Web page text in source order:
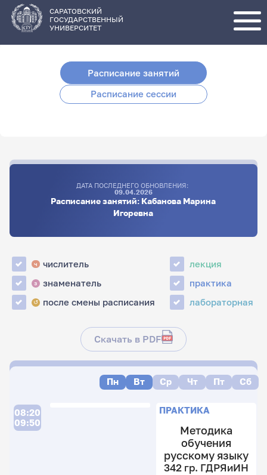
основному
содержанию
САРАТОВСКИЙ
ГОСУДАРСТВЕННЫЙ
УНИВЕРСИТЕТ
Расписание занятий
Расписание сессии
ДАТА ПОСЛЕДНЕГО ОБНОВЛЕНИЯ:
09.04.2026
Расписание занятий: Кабанова Марина
Игоревна
ч числитель
з знаменатель
↺ после смены расписания
лекция
практика
лабораторная
Скачать в PDF
Пн Вт Ср Чт Пт Сб
08:20
09:50
ПРАКТИКА
Методика
обучения
русскому языку
342 гр. ГДРЯиИН